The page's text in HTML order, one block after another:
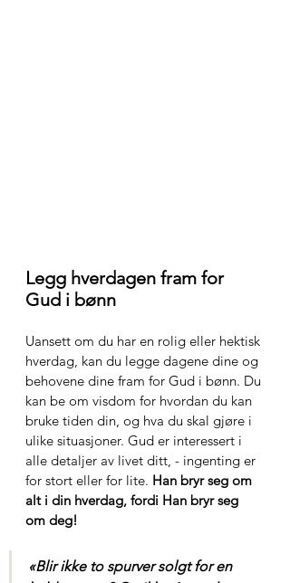
Legg hverdagen fram for
Gud i bønn
Uansett om du har en rolig eller hektisk
hverdag, kan du legge dagene dine og
behovene dine fram for Gud i bønn. Du
kan be om visdom for hvordan du kan
bruke tiden din, og hva du skal gjøre i
ulike situasjoner. Gud er interessert i
alle detaljer av livet ditt, - ingenting er
for stort eller for lite. Han bryr seg om
alt i din hverdag, fordi Han bryr seg
om deg!
«Blir ikke to spurver solgt for en